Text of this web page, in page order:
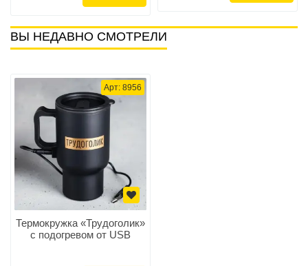
ВЫ НЕДАВНО СМОТРЕЛИ
Арт: 8956
Термокружка «Трудоголик»
с подогревом от USB